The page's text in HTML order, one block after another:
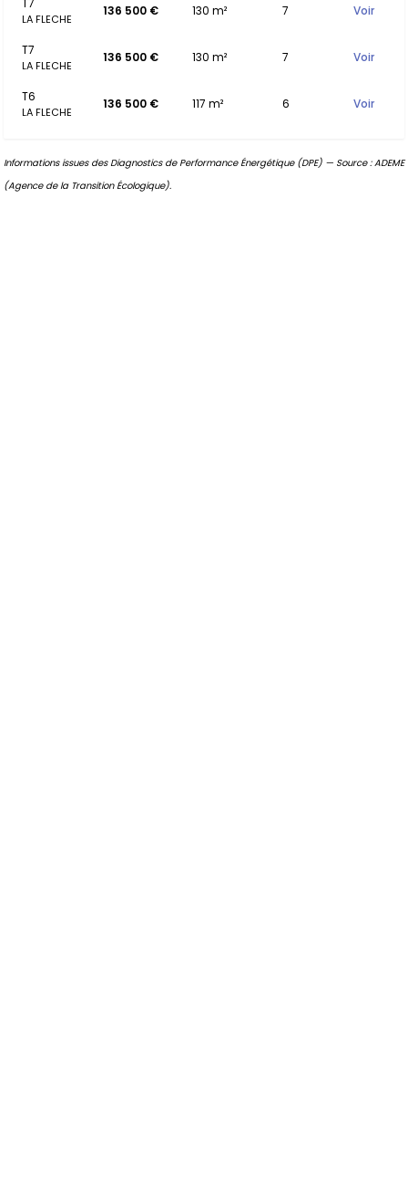
T7
LA FLECHE
136 500 € 130 m² 7 Voir
T7
LA FLECHE
136 500 € 130 m² 7 Voir
T6
LA FLECHE
136 500 € 117 m² 6 Voir
Informations issues des Diagnostics de Performance Énergétique (DPE) — Source : ADEME
(Agence de la Transition Écologique).